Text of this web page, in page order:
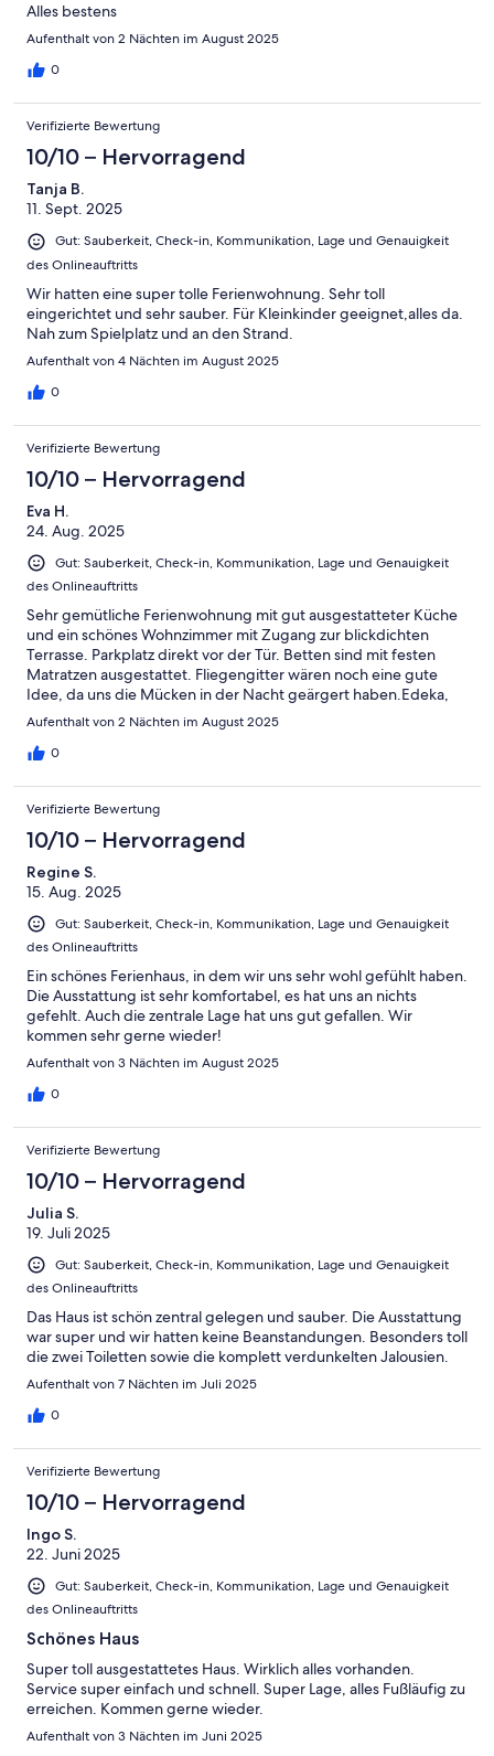
Alles bestens
Aufenthalt von 2 Nächten im August 2025
0
Verifizierte Bewertung
10/10 – Hervorragend
Tanja B.
11. Sept. 2025
Gut: Sauberkeit, Check-in, Kommunikation, Lage und Genauigkeit
des Onlineauftritts
Wir hatten eine super tolle Ferienwohnung. Sehr toll
eingerichtet und sehr sauber. Für Kleinkinder geeignet,alles da.
Nah zum Spielplatz und an den Strand.
Aufenthalt von 4 Nächten im August 2025
0
Verifizierte Bewertung
10/10 – Hervorragend
Eva H.
24. Aug. 2025
Gut: Sauberkeit, Check-in, Kommunikation, Lage und Genauigkeit
des Onlineauftritts
Sehr gemütliche Ferienwohnung mit gut ausgestatteter Küche
und ein schönes Wohnzimmer mit Zugang zur blickdichten
Terrasse. Parkplatz direkt vor der Tür. Betten sind mit festen
Matratzen ausgestattet. Fliegengitter wären noch eine gute
Idee, da uns die Mücken in der Nacht geärgert haben.Edeka,
Bäcker, Waffeln, Eis und der schöne Strand schnell und einfach
zu Fuss zu erreichen. Mietvertrag kam per Post und ging mit
Unterschrift per Post zurück. Schlüsselübergabe telefonisch ein
Aufenthalt von 2 Nächten im August 2025
0
Verifizierte Bewertung
10/10 – Hervorragend
Regine S.
15. Aug. 2025
Gut: Sauberkeit, Check-in, Kommunikation, Lage und Genauigkeit
des Onlineauftritts
Ein schönes Ferienhaus, in dem wir uns sehr wohl gefühlt haben.
Die Ausstattung ist sehr komfortabel, es hat uns an nichts
gefehlt. Auch die zentrale Lage hat uns gut gefallen. Wir
kommen sehr gerne wieder!
Aufenthalt von 3 Nächten im August 2025
0
Verifizierte Bewertung
10/10 – Hervorragend
Julia S.
19. Juli 2025
Gut: Sauberkeit, Check-in, Kommunikation, Lage und Genauigkeit
des Onlineauftritts
Das Haus ist schön zentral gelegen und sauber. Die Ausstattung
war super und wir hatten keine Beanstandungen. Besonders toll
die zwei Toiletten sowie die komplett verdunkelten Jalousien.
Aufenthalt von 7 Nächten im Juli 2025
0
Verifizierte Bewertung
10/10 – Hervorragend
Ingo S.
22. Juni 2025
Gut: Sauberkeit, Check-in, Kommunikation, Lage und Genauigkeit
des Onlineauftritts
Schönes Haus
Super toll ausgestattetes Haus. Wirklich alles vorhanden.
Service super einfach und schnell. Super Lage, alles Fußläufig zu
erreichen. Kommen gerne wieder.
Aufenthalt von 3 Nächten im Juni 2025